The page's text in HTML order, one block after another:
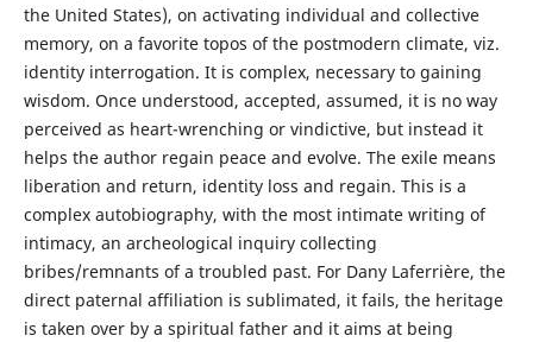
the United States), on activating individual and collective
memory, on a favorite topos of the postmodern climate, viz.
identity interrogation. It is complex, necessary to gaining
wisdom. Once understood, accepted, assumed, it is no way
perceived as heart-wrenching or vindictive, but instead it
helps the author regain peace and evolve. The exile means
liberation and return, identity loss and regain. This is a
complex autobiography, with the most intimate writing of
intimacy, an archeological inquiry collecting
bribes/remnants of a troubled past. For Dany Laferrière, the
direct paternal affiliation is sublimated, it fails, the heritage
is taken over by a spiritual father and it aims at being